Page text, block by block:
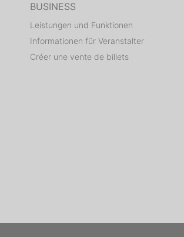
BUSINESS
Leistungen und Funktionen
Informationen für Veranstalter
Créer une vente de billets